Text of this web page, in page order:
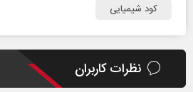
کود شیمیایی
نظرات کاربران